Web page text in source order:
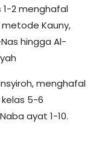
1-2 menghafal
Kauny,
hingga Al-
menghafal
kelas 5-6
ayat 1-10.